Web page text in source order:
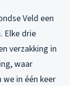
Veld een
Elke drie
verzakking in
waar
in één keer